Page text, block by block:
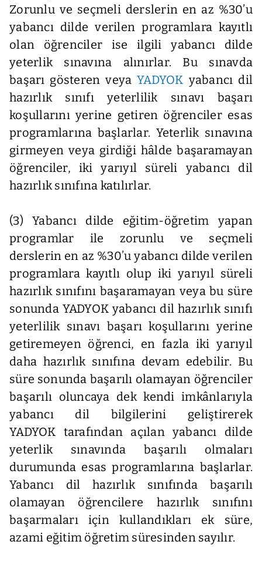
Zorunlu ve seçmeli derslerin en az %30’u
yabancı dilde verilen programlara kayıtlı
olan öğrenciler ise ilgili yabancı dilde
yeterlik sınavına alınırlar. Bu sınavda
başarı gösteren veyaYADYOK yabancı dil
hazırlık sınıfı yeterlilik sınavı başarı
koşullarını yerine getiren öğrenciler esas
programlarına başlarlar. Yeterlik sınavına
girmeyen veya girdiği hâlde başaramayan
öğrenciler, iki yarıyıl süreli yabancı dil
hazırlık sınıfına katılırlar.
(3) Yabancı dilde eğitim-öğretim yapan
programlar ile zorunlu ve seçmeli
derslerin en az %30’u yabancı dilde verilen
programlara kayıtlı olup iki yarıyıl süreli
hazırlık sınıfını başaramayan veya bu süre
sonunda YADYOK yabancı dil hazırlık sınıfı
yeterlilik sınavı başarı koşullarını yerine
getiremeyen öğrenci, en fazla iki yarıyıl
daha hazırlık sınıfına devam edebilir. Bu
süre sonunda başarılı olamayan öğrenciler
başarılı oluncaya dek kendi imkânlarıyla
yabancı dil bilgilerini geliştirerek
YADYOK tarafından açılan yabancı dilde
yeterlik sınavında başarılı olmaları
durumunda esas programlarına başlarlar.
Yabancı dil hazırlık sınıfında başarılı
olamayan öğrencilere hazırlık sınıfını
başarmaları için kullandıkları ek süre,
azami eğitim öğretim süresinden sayılır.